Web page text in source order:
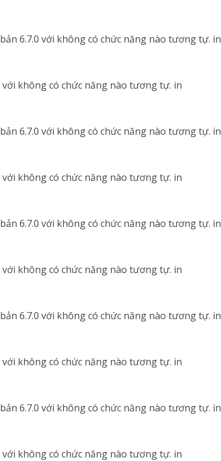
6.7.0 với không có chức năng nào tương tự. in
với không có chức năng nào tương tự. in
6.7.0 với không có chức năng nào tương tự. in
với không có chức năng nào tương tự. in
6.7.0 với không có chức năng nào tương tự. in
với không có chức năng nào tương tự. in
6.7.0 với không có chức năng nào tương tự. in
với không có chức năng nào tương tự. in
6.7.0 với không có chức năng nào tương tự. in
với không có chức năng nào tương tự. in